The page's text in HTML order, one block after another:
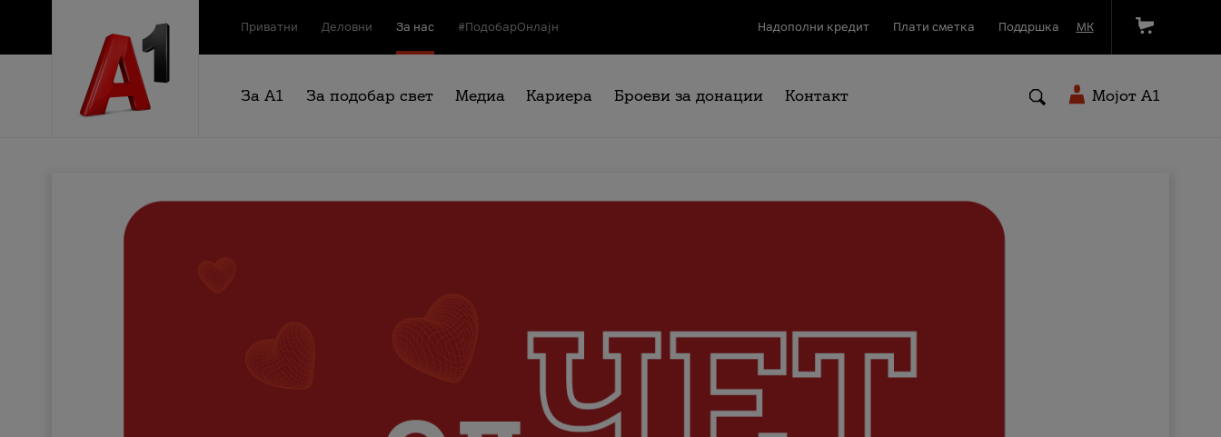
Приватни Деловни За нас #ПодобарОнлајн Надополни кредит Плати сметка Поддршка МК
За А1 За подобар свет Медиа Кариера Броеви за донации Контакт Мојот A1